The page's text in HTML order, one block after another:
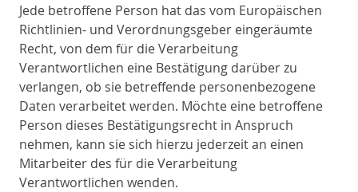
Jede betroffene Person hat das vom Europäischen
Richtlinien- und Verordnungsgeber eingeräumte
Recht, von dem für die Verarbeitung
Verantwortlichen eine Bestätigung darüber zu
verlangen, ob sie betreffende personenbezogene
Daten verarbeitet werden. Möchte eine betroffene
Person dieses Bestätigungsrecht in Anspruch
nehmen, kann sie sich hierzu jederzeit an einen
Mitarbeiter des für die Verarbeitung
Verantwortlichen wenden.